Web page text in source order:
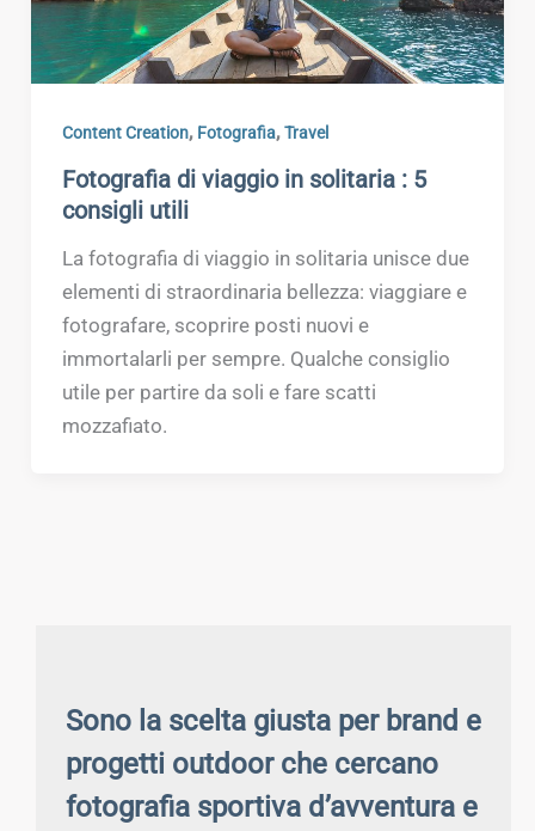
Content Creation, Fotografia,Travel
Fotografia di viaggio in solitaria : 5
consigli utili
La fotografia di viaggio in solitaria unisce due
elementi di straordinaria bellezza: viaggiare e
fotografare, scoprire posti nuovi e
immortalarli per sempre. Qualche consiglio
utile per partire da soli e fare scatti
mozzafiato.
Sono la scelta giusta per brand e
progetti outdoor che cercano
fotografia sportiva d’avventura e